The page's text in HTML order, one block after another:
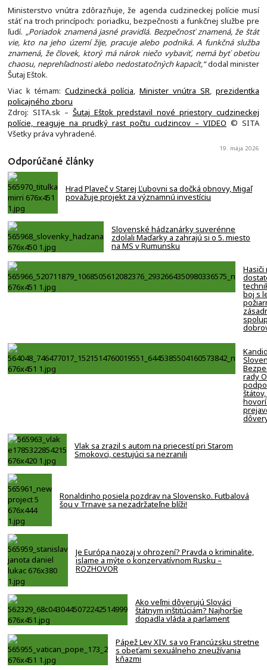
Ministerstvo vnútra zdôrazňuje, že agenda cudzineckej polície musí
stáť na troch princípoch: poriadku, bezpečnosti a funkčnej službe pre
ľudí. „Poriadok znamená jasné pravidlá. Bezpečnosť znamená, že štát
vie, kto na jeho území žije, pracuje alebo podniká. A funkčná služba
znamená, že človek, ktorý má nárok niečo vybaviť, nemá byť obeťou
chaosu, neprehľadnosti alebo nedostatočných kapacít,“dodal minister
Šutaj Eštok.
Viac k témam: Cudzinecká polícia, Minister vnútra SR, prezidentka
policajného zboru
Zdroj: SITA.sk – Šutaj Eštok predstavil nové priestory cudzineckej
polície, reaguje na prudký rast počtu cudzincov – VIDEO © SITA
Všetky práva vyhradené.
19. mája 2026
Odporúčané články
Hrad Plaveč v Starej Ľubovni sa dočká obnovy, Migaľ
považuje projekt za významnú investíciu
Slovenské hádzanárky suverénne
zdolali Maďarky a zahrajú si o 5. miesto
na MS v Rumunsku
Hasiči
boj s
rady
Vlak sa zrazil s autom na priecestí pri Starom
Smokovci, cestujúci sa nezranili
Ronaldinho posiela pozdrav na Slovensko. Futbalová
šou v Trnave sa nezadržateľne blíži!
Je Európa naozaj v ohrození? Pravda o kriminalite,
islame a mýte o konzervatívnom Rusku –
ROZHOVOR
Ako veľmi dôverujú Slováci
štátnym inštitúciám? Najhoršie
dopadla vláda a parlament
Pápež Lev XIV. sa vo Francúzsku stretne
s obeťami sexuálneho zneužívania
kňazmi